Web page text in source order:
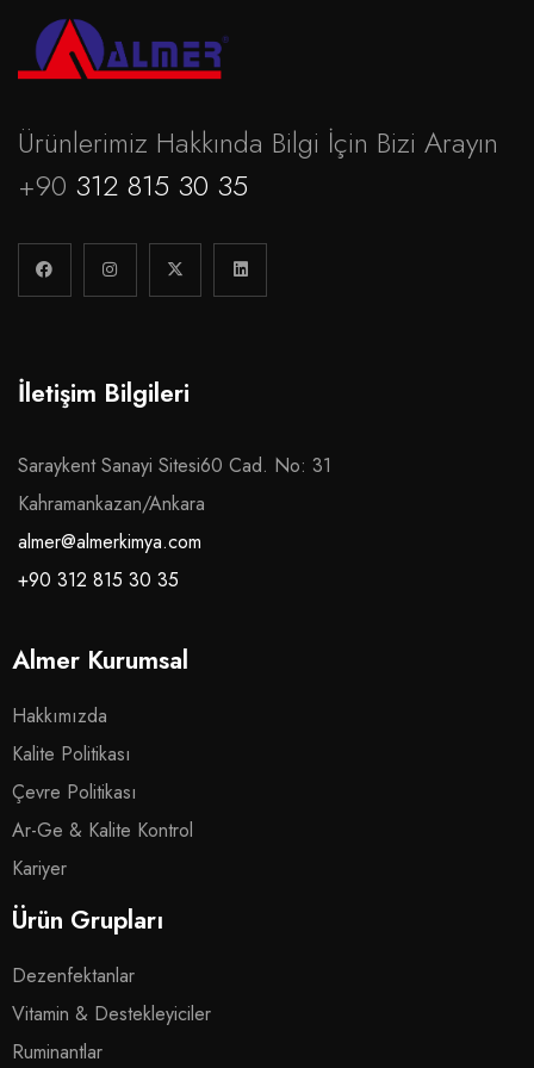
Ürünlerimiz Hakkında Bilgi İçin Bizi Arayın
+90 312 815 30 35
İletişim Bilgileri
Saraykent Sanayi Sitesi60 Cad. No: 31
Kahramankazan/Ankara
almer@almerkimya.com
+90 312 815 30 35
Almer Kurumsal
Hakkımızda
Kalite Politikası
Çevre Politikası
Ar-Ge & Kalite Kontrol
Kariyer
Ürün Grupları
Dezenfektanlar
Vitamin & Destekleyiciler
Ruminantlar